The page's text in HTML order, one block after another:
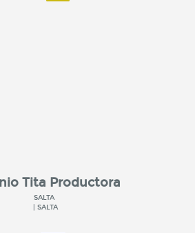
Tita Productora
SALTA
| SALTA